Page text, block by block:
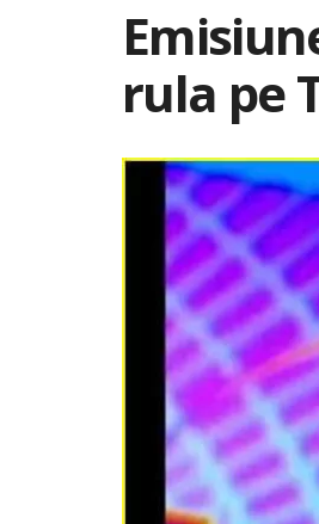
rula pe